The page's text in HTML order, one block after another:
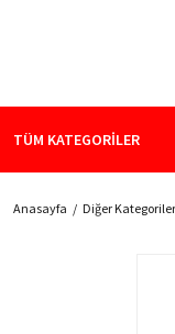
TÜM KATEGORİLER
Anasayfa Diğer Kategoriler